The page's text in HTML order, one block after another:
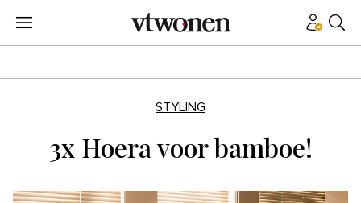
STYLING
3x Hoera voor bamboe!